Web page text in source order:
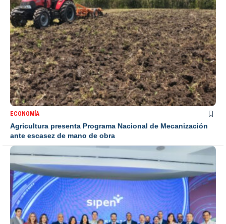
ECONOMÍA
Agricultura presenta Programa Nacional de Mecanización
ante escasez de mano de obra